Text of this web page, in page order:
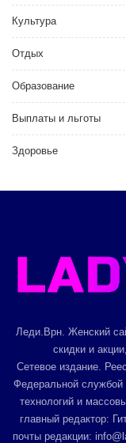
Культура
Отдых
Образование
Выплаты и льготы
Здоровье
Леди.Врн. Женский
скидки и
Сетевое издание.
Федеральной
технологий и
главный редактор:
почты редакции: